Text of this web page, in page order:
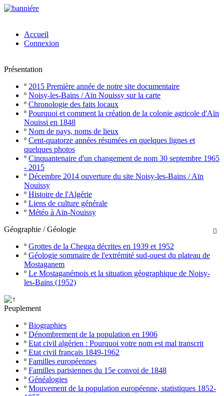
Accueil
Connexion
Présentation
º 2015 Première année de notre site documentaire
º Noisy-les-Bains / Aïn Nouissy sur la carte
º Chronologie des faits locaux
º Pourquoi et comment la création de la colonie agricole d'Aïn
Nouissi en 1848
º Nom de pays, noms de lieux
º Cent-quatorze années résumées en quelques lignes et
quelques photos
º Cinquantenaire d'un changement de nom 30 septembre 1965
- 2015
º Décembre 2014 ouverture du site Noisy-les-Bains / Aïn
Nouissy
º Histoire de l'Algérie
º Liens de culture générale
º Météo à Aïn-Nouissy

Géographie / Géologie
º Grottes de la Chegga décrites en 1939 et 1952
º Géologie sommaire de l'extrémité sud-ouest du plateau de
Mostaganem
º Le Mostaganémois et la situation géographique de Noisy-
les-Bains (1952)
Peuplement
º Biographies
º Dénombrement de la population en 1906
º Etat civil algérien : Pourquoi votre nom est mal transcrit
º Etat civil français 1849-1962
º Familles européennes
º Familles parisiennes du 15e convoi de 1848
º Généalogies
º Mouvement de la population européenne, statistiques 1852-